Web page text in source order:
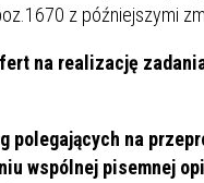
z późniejszymi
na realizację
polegających na
wspólnej pisemnej